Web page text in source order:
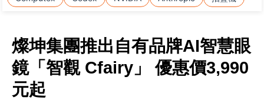
燦坤集團推出自有品牌AI智慧眼
鏡「智觀 Cfairy」 優惠價3,990
元起